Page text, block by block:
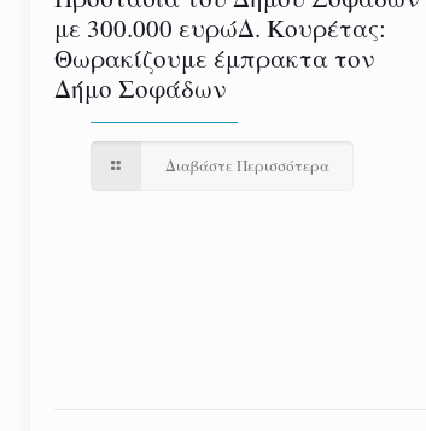
με 300.000 ευρώΔ. Κουρέτας:
Θωρακίζουμε έμπρακτα τον
Δήμο Σοφάδων
Διαβάστε Περισσότερα